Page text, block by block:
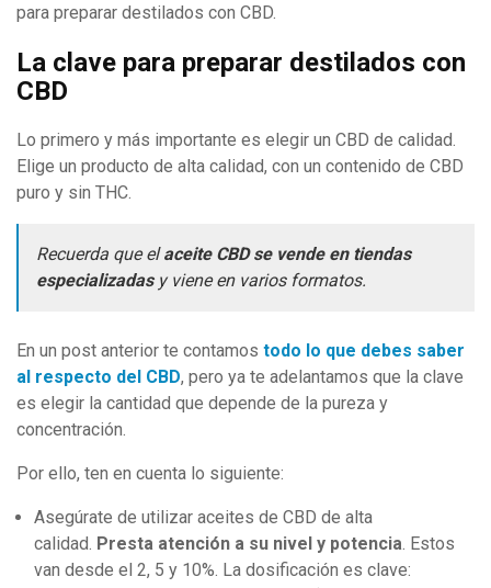
para preparar destilados con CBD.
La clave para preparar destilados con
CBD
Lo primero y más importante es elegir un CBD de calidad.
Elige un producto de alta calidad, con un contenido de CBD
puro y sin THC.
Recuerda que elaceite CBD se vende en tiendas
especializadasy viene en varios formatos.
En un post anterior te contamos todo lo que debes saber
al respecto del CBD, pero ya te adelantamos que la clave
es elegir la cantidad que depende de la pureza y
concentración.
Por ello, ten en cuenta lo siguiente:
Asegúrate de utilizar aceites de CBD de alta
calidad. Presta atención a su nivel y potencia . Estos
van desde el 2, 5 y 10%. La dosificación es clave: